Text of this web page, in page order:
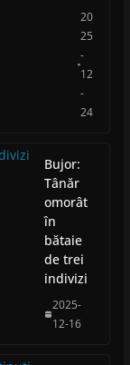
20
25
-
12
-
24
Bujor:
Tânăr
omorât
în
bătaie
de trei
indivizi
2025-
12-16